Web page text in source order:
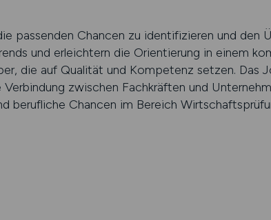
passenden Chancen zu identifizieren und den
und erleichtern die Orientierung in einem
die auf Qualität und Kompetenz setzen. Das
zwischen Fachkräften und
berufliche Chancen im Bereich